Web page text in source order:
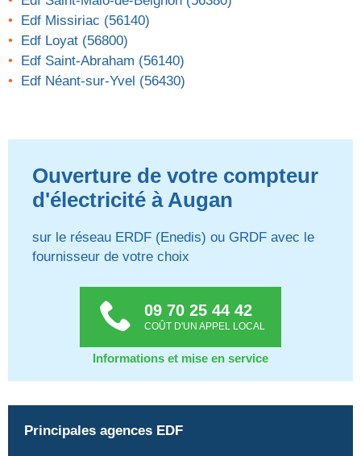
Edf Missiriac (56140)
Edf Loyat (56800)
Edf Saint-Abraham (56140)
Edf Néant-sur-Yvel (56430)
Ouverture de votre compteur
d'électricité à Augan
sur le réseau ERDF (Enedis) ou GRDF avec le
fournisseur de votre choix
09 70 25 44 42
COÛT D'UN APPEL LOCAL
Informations et mise en service
Principales agences EDF